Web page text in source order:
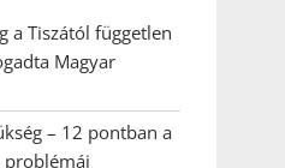
a Tiszától független
Magyar
– 12 pontban a
problémái